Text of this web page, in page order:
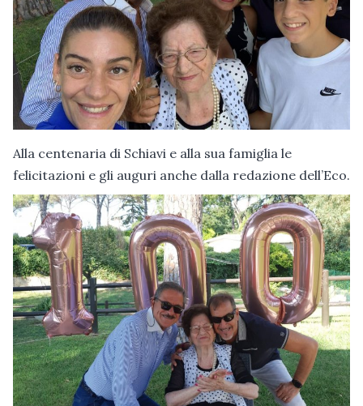
Alla centenaria di Schiavi e alla sua famiglia le
felicitazioni e gli auguri anche dalla redazione dell’Eco.